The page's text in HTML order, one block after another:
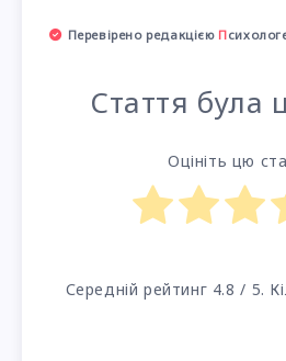
Перевірено редакцією П
Стаття була
Оцініть цю
Середній рейтинг 4.8 / 5.